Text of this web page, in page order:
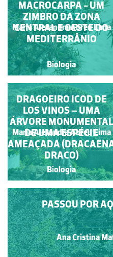
(VIDOEIROS)
Maria Alexandra Abreu
Lima
Biologia
MACROCARPA - UM
ZIMBRO DA ZONA
CENTRAL E OESTE DO
MEDITERRÂNIO
Maria Alexandra Abreu Lima
Biologia
RAVENALA
MADAGASCARIENSIS:
A "ÁRVORE-DO-
VIAJANTE"
Maria Alexandra Abreu
Lima
Biologia
DRAGOEIRO ICOD DE
LOS VINOS – UMA
ÁRVORE MONUMENTAL
DE UMA ESPÉCIE
AMEAÇADA
DRACO)
Maria Alexandra Abreu Lima
Biologia
PASSOU POR
Ana Cristina